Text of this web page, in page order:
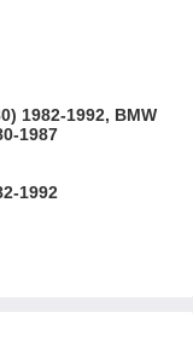
1982-1992, BMW
1987
1992